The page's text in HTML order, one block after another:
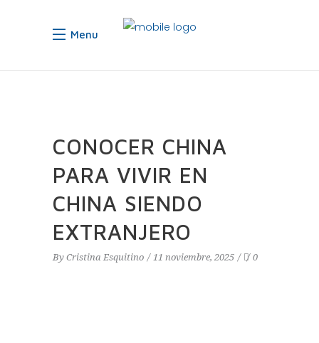
Menu
CONOCER CHINA
PARA VIVIR EN
CHINA SIENDO
EXTRANJERO
By Cristina Esquitino 11 noviembre, 2025 0